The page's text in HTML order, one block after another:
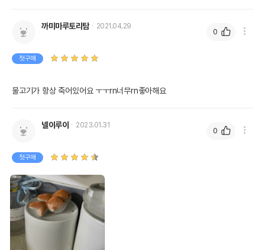
까미마루토리탐 2021.04.29
첫구매
물고기가 항상 죽어있어요 ㅜㅜrn너무rn좋아해요
0
넬이루이 2023.01.31
첫구매
0